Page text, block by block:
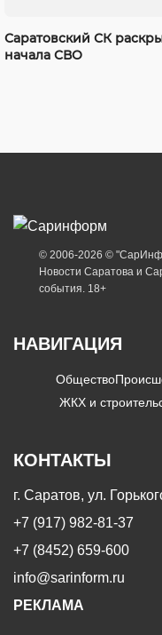
Саратовский СК
начала СВО
© 2006-2026 ©
Новости Саратова и
события. 18+
НАВИГАЦИЯ
Общество
ЖКХ и
КОНТАКТЫ
г. Саратов, ул.
+7 (917) 982-81-37
+7 (8452) 659-600
info@sarinform.ru
РЕКЛАМА